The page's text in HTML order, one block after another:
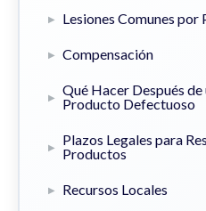
Lesiones Comunes
Compensación
Qué Hacer Después de
Producto Defectuoso
Plazos Legales para
Productos
Recursos Locales